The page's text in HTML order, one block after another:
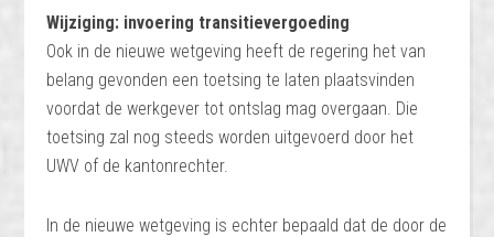
Wijziging: invoering transitievergoeding
Ook in de nieuwe wetgeving heeft de regering het van
belang gevonden een toetsing te laten plaatsvinden
voordat de werkgever tot ontslag mag overgaan. Die
toetsing zal nog steeds worden uitgevoerd door het
UWV of de kantonrechter.
In de nieuwe wetgeving is echter bepaald dat de door de